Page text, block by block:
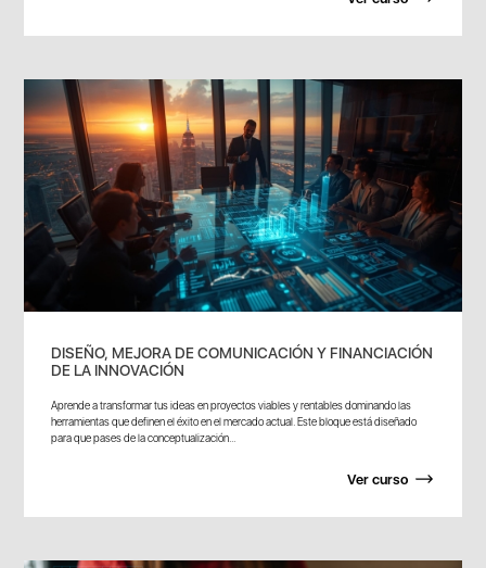
DISEÑO, MEJORA DE COMUNICACIÓN Y FINANCIACIÓN
DE LA INNOVACIÓN
Aprende a transformar tus ideas en proyectos viables y rentables dominando las
herramientas que definen el éxito en el mercado actual. Este bloque está diseñado
para que pases de la conceptualización...
Ver curso